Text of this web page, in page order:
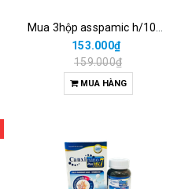
153.000₫
159.000₫
MUA HÀNG